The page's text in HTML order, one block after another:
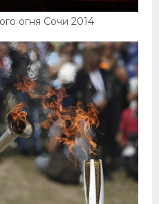
огня Сочи 2014